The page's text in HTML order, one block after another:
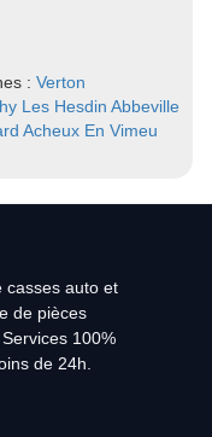
: Verton
Les Hesdin Abbeville
Acheux En Vimeu
casses auto et
de pièces
100%
de 24h.